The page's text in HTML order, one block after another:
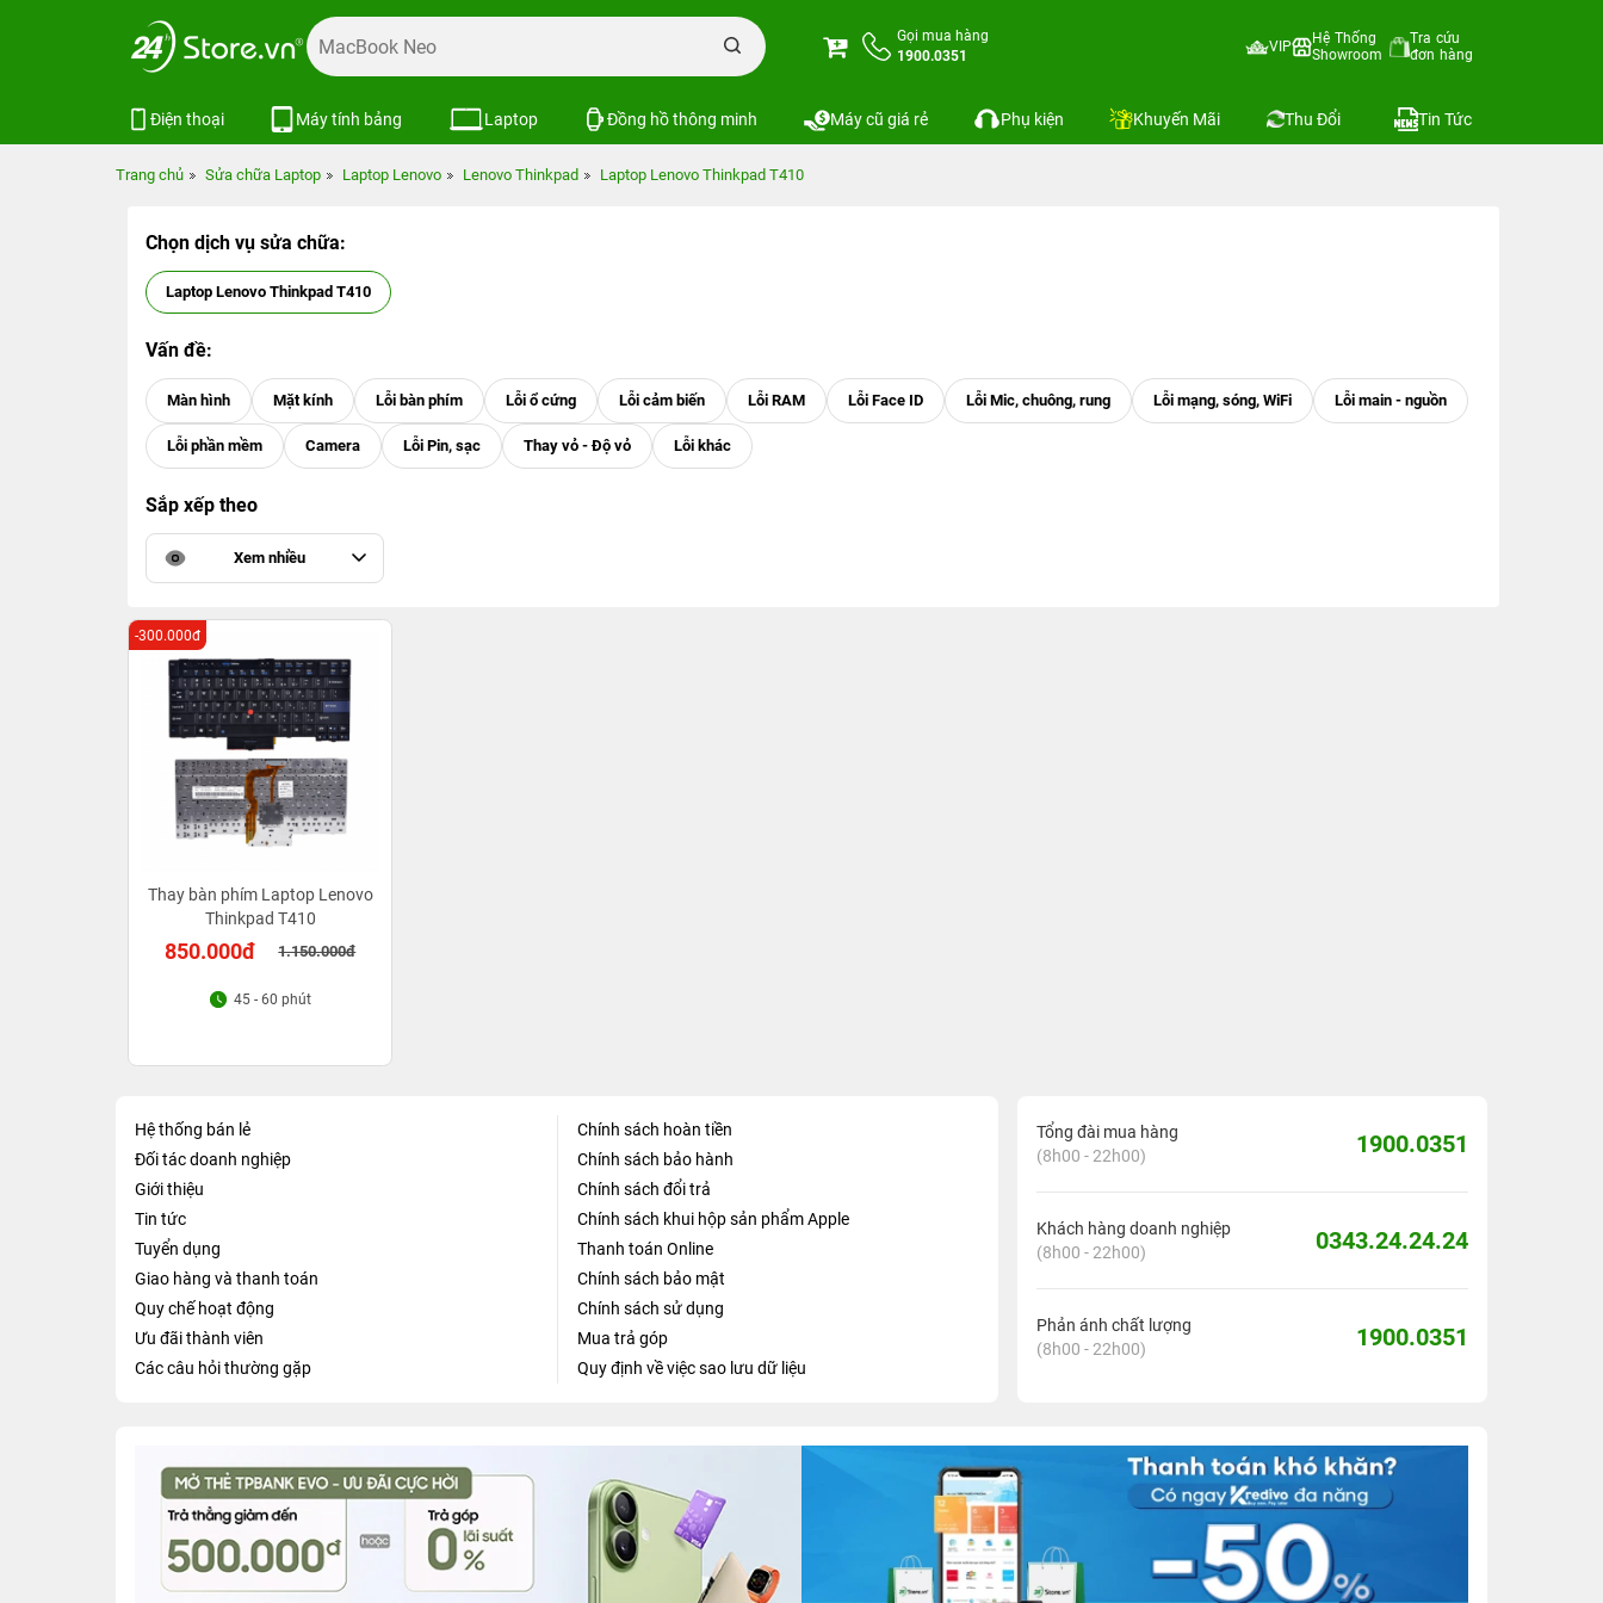
Gọi mua hàng
1900.0351
VIP
Hệ Thống
Showroom
Tra cứu
đơn hàng
Điện thoại Máy tính bảng Laptop Đồng hồ thông minh Máy cũ giá rẻ Phụ kiện Khuyến Mãi Thu Đổi Tin Tức
Trang chủ Sửa chữa Laptop Laptop Lenovo Lenovo Thinkpad Laptop Lenovo Thinkpad T410
Chọn dịch vụ sửa chữa:
Laptop Lenovo Thinkpad T410
Vấn đề:
Sắp xếp theo
Xem nhiều
Thay bàn phím Laptop Lenovo
Thinkpad T410
850.000đ 1.150.000đ
-300.000đ
45 - 60 phút
Hệ thống bán lẻ
Đối tác doanh nghiệp
Giới thiệu
Tin tức
Tuyển dụng
Giao hàng và thanh toán
Quy chế hoạt động
Ưu đãi thành viên
Các câu hỏi thường gặp
Chính sách hoàn tiền
Chính sách bảo hành
Chính sách đổi trả
Chính sách khui hộp sản phẩm Apple
Thanh toán Online
Chính sách bảo mật
Chính sách sử dụng
Mua trả góp
Quy định về việc sao lưu dữ liệu
Tổng đài mua hàng
(8h00 - 22h00)
1900.0351
Khách hàng doanh nghiệp
(8h00 - 22h00)
0343.24.24.24
Phản ánh chất lượng
(8h00 - 22h00)
1900.0351